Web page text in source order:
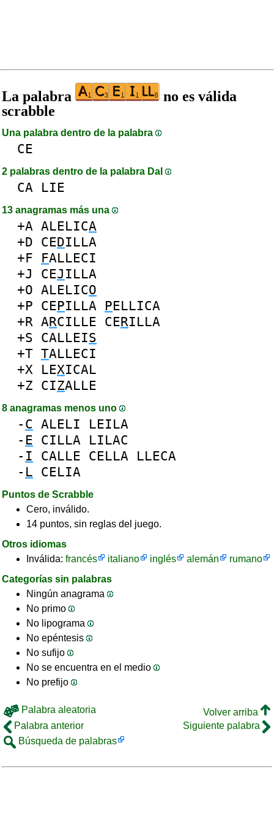
La palabra
no es válida
scrabble
Una palabra dentro de la palabra
CE
2 palabras dentro de la palabra DaI
CA LIE
13 anagramas más una
+A ALELICA
+D CEDILLA
+F FALLECI
+J CEJ ILLA
+O ALELICO
+P CEPILLA PELLICA
+R ARCILLE CERILLA
+S CALLEIS
+T TALLECI
+X LEXICAL
+Z CIZALLE
8 anagramas menos uno
- C ALELI
LEILA
- E CILLA LILAC
- I CALLE CELLA LLECA
- L CELIA
Puntos de Scrabble
Cero, inválido.
14 puntos, sin reglas del juego.
Otros idiomas
Inválida: francés italiano inglés alemán
rumano
Categorías sin palabras
Ningún anagrama
No primo
No lipograma
No epéntesis
No sufijo
No se encuentra en el medio
No prefijo
Palabra aleatoria
Volver arriba
Palabra anterior
Siguiente palabra
Búsqueda de palabras